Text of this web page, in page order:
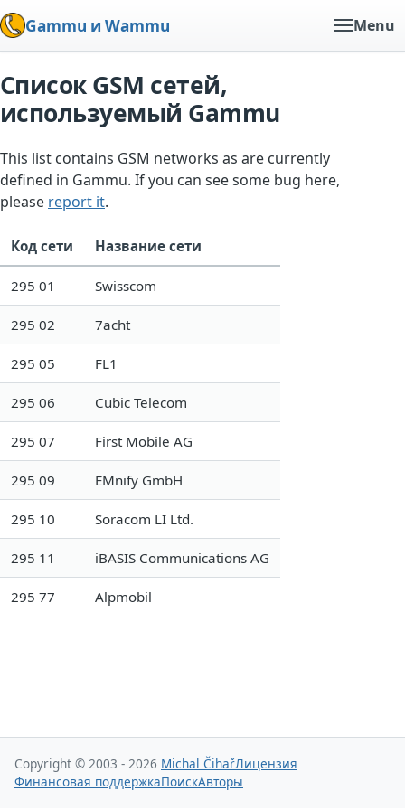
Gammu и Wammu Menu
Список GSM сетей,
используемый Gammu
This list contains GSM networks as are currently
defined in Gammu. If you can see some bug here,
please report it.
Код сети Название сети
295 01 Swisscom
295 02 7acht
295 05 FL1
295 06 Cubic Telecom
295 07 First Mobile AG
295 09 EMnify GmbH
295 10 Soracom LI Ltd.
295 11 iBASIS Communications AG
295 77 Alpmobil
Copyright © 2003 - 2026 Michal ČihařЛицензия
Финансовая поддержкаПоискАвторы